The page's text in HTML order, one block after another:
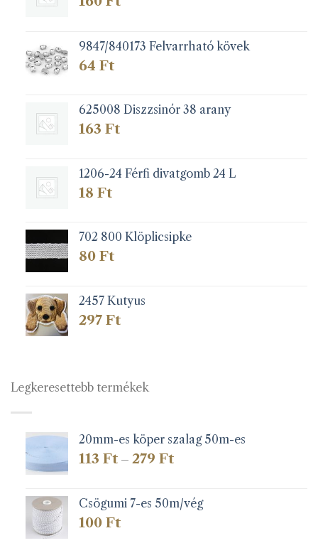
9847/840173 Felvarrható kövek
64 Ft
625008 Diszzsinór 38 arany
163 Ft
1206-24 Férfi divatgomb 24 L
18 Ft
702 800 Klöplicsipke
80 Ft
2457 Kutyus
297 Ft
Legkeresettebb termékek
20mm-es köper szalag 50m-es
113 Ft – 279 FtÁrtartomány:
279 Ft
Csögumi 7-es 50m/vég
100 Ft